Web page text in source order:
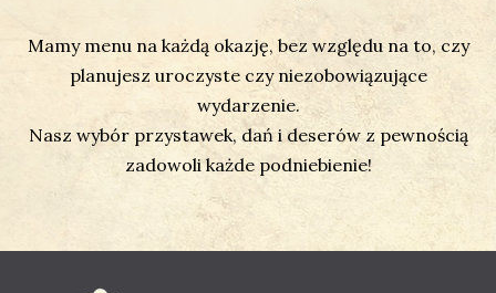
Mamy menu na każdą okazję, bez względu na to, czy
planujesz uroczyste czy niezobowiązujące
wydarzenie.
Nasz wybór przystawek, dań i deserów z pewnością
zadowoli każde podniebienie!